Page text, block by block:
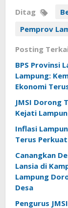
Ditag
Pemprov
Posting
BPS Provinsi
Lampung:
Ekonomi
JMSI Dorong
Kejati
Inflasi
Terus
Canangkan
Lansia di
Lampung
Desa
Pengurus